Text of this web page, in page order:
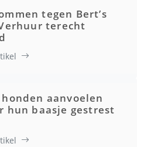
tegen Bert’s
terecht
aanvoelen
hun baasje gestrest